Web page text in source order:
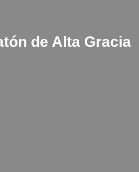
de Alta Gracia